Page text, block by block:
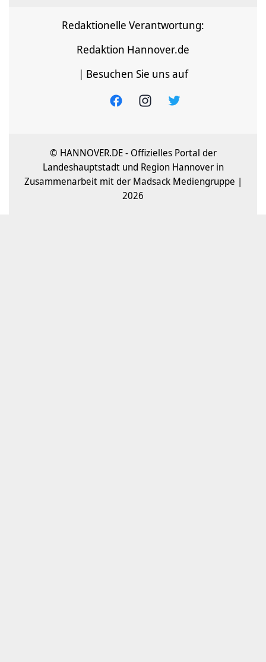
Redaktionelle Verantwortung:
Redaktion Hannover.de
| Besuchen Sie uns auf
© HANNOVER.DE - Offizielles Portal der
Landeshauptstadt und Region Hannover in
Zusammenarbeit mit der Madsack Mediengruppe |
2026